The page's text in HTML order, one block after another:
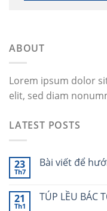
ABOUT
Lorem ipsum dolor
elit, sed diam
LATEST POSTS
23
Th7
Bài viết để
21
Th1
TÚP LỀU BÁC